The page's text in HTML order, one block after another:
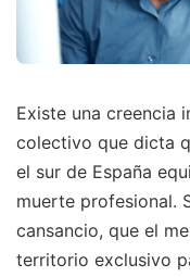
Existe una creencia
colectivo que dicta
el sur de España
muerte profesional.
cansancio, que el
territorio exclusivo